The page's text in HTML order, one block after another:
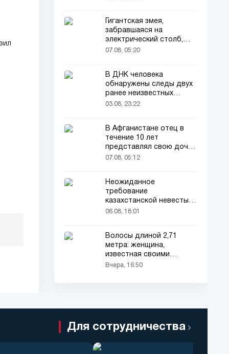
Гигантская змея,
забравшаяся на
электрический столб,
погибла от удара током
07.08, 05:20
В ДНК человека
обнаружены следы двух
ранее неизвестных
предков
03.08, 23:22
В Афганистане отец в
течение 10 лет
представлял свою дочь
окружающим как
07.08, 05:12
Неожиданное
требование
казахстанской невесты в
качестве махра удивило
06.08, 18:01
Волосы длиной 2,71
метра: женщина,
известная своими
волосами, которые
Вчера, 16:50
Для сотрудничества